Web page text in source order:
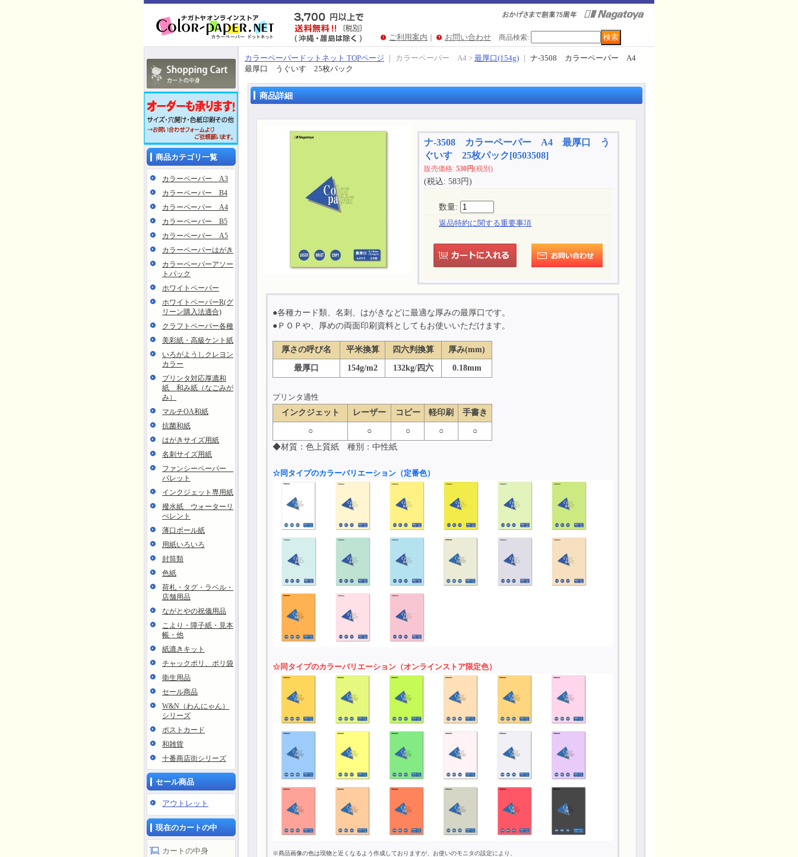
ご利用案内 お問い合わせ 商品検索:
商品カテゴリ一覧
カラーペーパー A3
カラーペーパー B4
カラーペーパー A4
カラーペーパー B5
カラーペーパー A5
カラーペーパーはがき
カラーペーパーアソー
トパック
ホワイトペーパー
ホワイトペーパーR(グ
リーン購入法適合)
クラフトペーパー各種
美彩紙・高級ケント紙
いろがようしクレヨン
カラー
プリンタ対応厚漉和
紙 和み紙（なごみが
み）
マルチOA和紙
抗菌和紙
はがきサイズ用紙
名刺サイズ用紙
ファンシーペーパー
パレット
インクジェット専用紙
撥水紙 ウォーターリ
ぺレント
薄口ボール紙
用紙いろいろ
封筒類
色紙
荷札・タグ・ラベル・
店舗用品
ながとやの祝儀用品
こより・障子紙・見本
帳・他
紙漉きキット
チャックポリ、ポリ袋
衛生用品
セール商品
W&N（わんにゃん）
シリーズ
ポストカード
和雑貨
十番商店街シリーズ
セール商品
アウトレット
現在のカートの中
カートの中身
カラーペーパードットネット TOPページ ｜ カラーペーパー A4 > 最厚口(154g)
ナ-3508 カラーペーパー A4
最厚口 うぐいす 25枚パック
商品詳細
ナ-3508 カラーペーパー A4 最厚口 う
ぐいす 25枚パック[0503508]
販売価格: 530円(税別)
(税込: 583円)
数量:
返品特約に関する重要事項
●各種カード類、名刺、はがきなどに最適な厚みの最厚口です。
●ＰＯＰや、厚めの両面印刷資料としてもお使いいただけます。
厚さの呼び名 平米換算 四六判換算 厚み(mm)
最厚口 154g/m2 132kg/四六 0.18mm
プリンタ適性
インクジェット
レーザー コピー 軽印刷 手書き
○ ○ ○ ○
○
◆材質：色上質紙 種別：中性紙
☆同タイプのカラーバリエーション（定番色）
☆同タイプのカラーバリエーション（オンラインストア限定色）
※商品画像の色は現物と近くなるよう作成しておりますが、お使いのモニタの設定により、